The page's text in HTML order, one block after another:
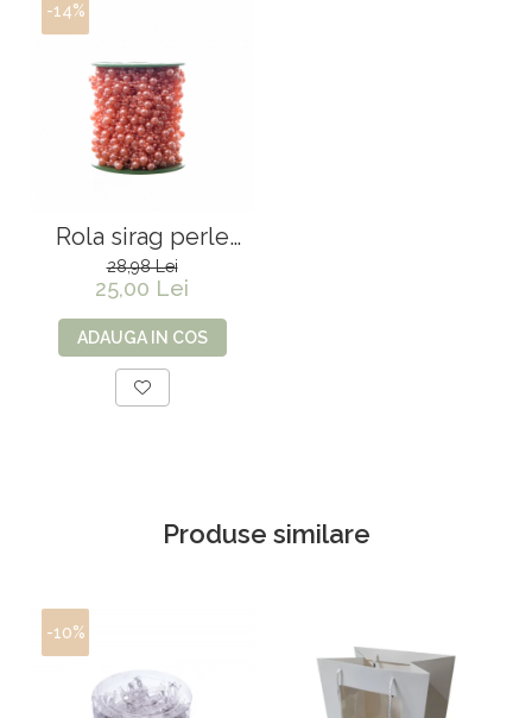
-14%
Rola sirag perle
Somon - 60 m
28,98 Lei
25,00 Lei
ADAUGA IN COS
Produse similare
-10%